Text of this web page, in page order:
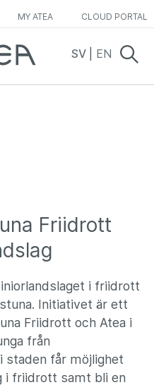
MY ATEA CLOUD PORTAL
SV EN
Friidrott
i friidrott
Initiativet är ett
Friidrott och Atea i
från
staden får möjlighet
i friidrott samt bli en